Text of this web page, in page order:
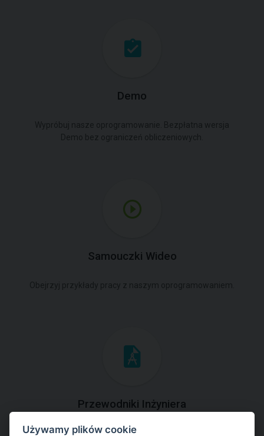
Demo
Samouczki Wideo
Przewodniki Inżyniera
Zapoznaj się z przykładami rozwiązań zadań
Używamy plików cookie